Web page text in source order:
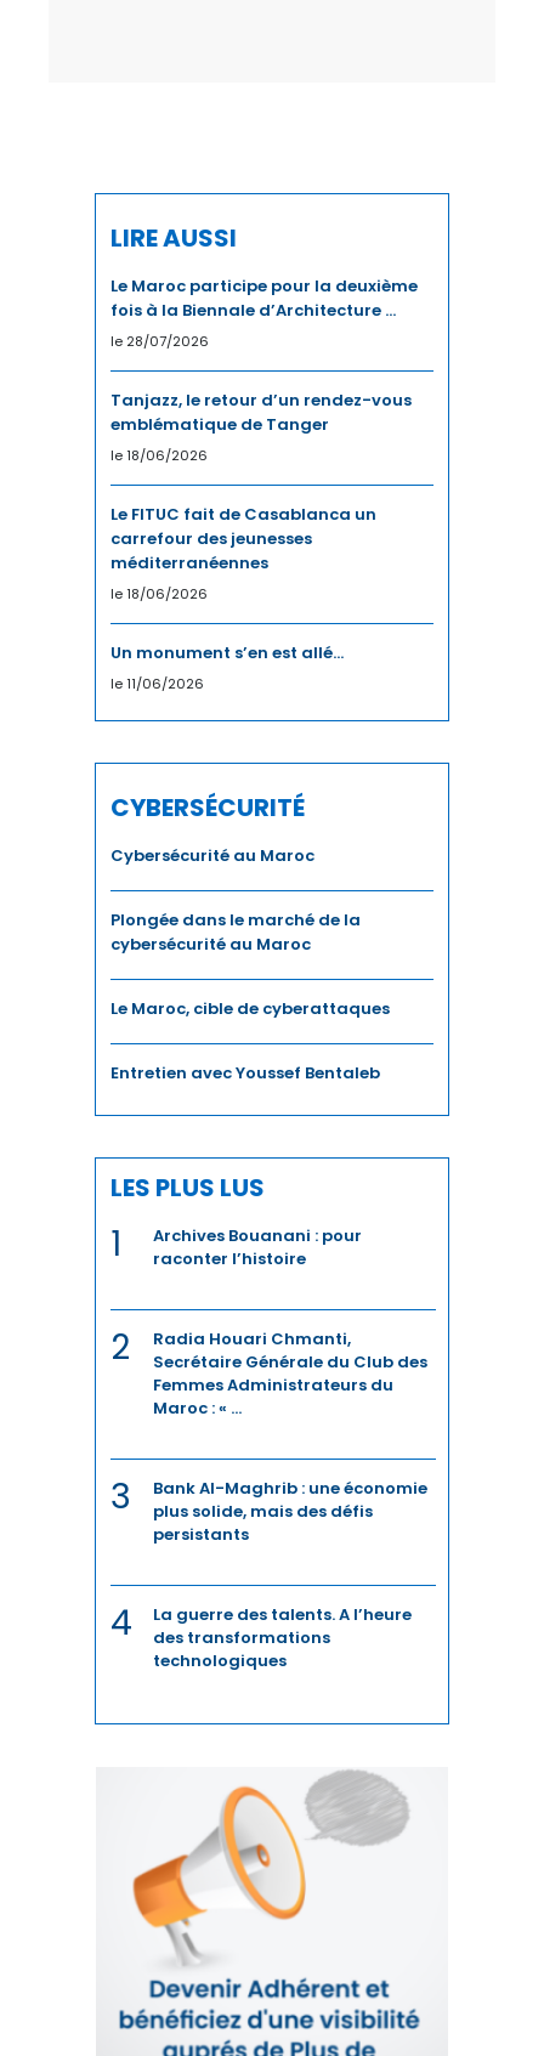
INVESTISSEMENT
JURIDIQUE
JURIDIQUE / FISCAL
LEADERSHIP
MANAGEMENT
MÉDIAS
PARTENARIAT MAROC-FRANCE
PÊCHE
POLITIQUE MONÉTAIRE
PROVINCES DU SUD
QUALITÉ
SÉISME
SEISME
SOLIDARITÉ
SPORT
TELECOM
TRANSPORTS / LOGISTIQUE
LIRE AUSSI
Le Maroc participe pour la deuxième
fois à la Biennale d’Architecture ...
le 28/07/2026
Tanjazz, le retour d’un rendez-vous
emblématique de Tanger
le 18/06/2026
Le FITUC fait de Casablanca un
carrefour des jeunesses
méditerranéennes
le 18/06/2026
Un monument s’en est allé…
le 11/06/2026
CYBERSÉCURITÉ
Cybersécurité au Maroc
Plongée dans le marché de la
cybersécurité au Maroc
Le Maroc, cible de cyberattaques
Entretien avec Youssef Bentaleb
LES PLUS LUS
1
Archives Bouanani : pour
raconter l’histoire
2
Radia Houari Chmanti,
Secrétaire Générale du Club des
Femmes Administrateurs du
Maroc : « ...
3
Bank Al-Maghrib : une économie
plus solide, mais des défis
persistants
4
La guerre des talents. A l’heure
des transformations
technologiques